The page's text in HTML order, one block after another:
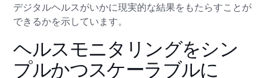
デジタルヘルスがいかに現実的な結果をもたらすことが
できるかを示しています。
ヘルスモニタリングをシン
プルかつスケーラブルに